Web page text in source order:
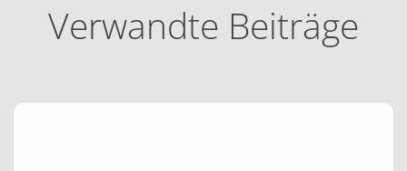
Verwandte Beiträge